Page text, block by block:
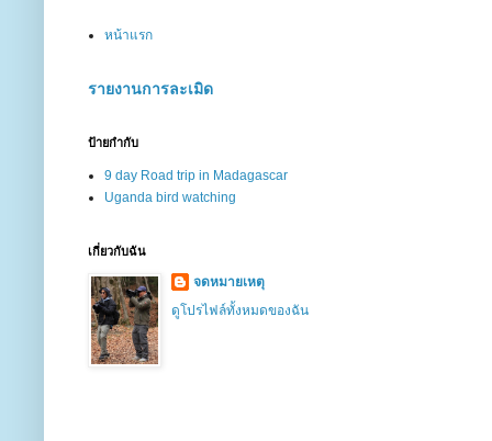
หน้าแรก
รายงานการละเมิด
ป้ายกำกับ
9 day Road trip in Madagascar
Uganda bird watching
เกี่ยวกับฉัน
จดหมายเหตุ
ดูโปรไฟล์ทั้งหมดของฉัน